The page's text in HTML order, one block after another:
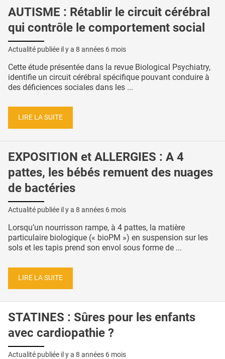
AUTISME : Rétablir le circuit cérébral
qui contrôle le comportement social
Actualité publiée il y a 8 années 6 mois
Cette étude présentée dans la revue Biological Psychiatry,
identifie un circuit cérébral spécifique pouvant conduire à
des déficiences sociales dans les ...
LIRE LA SUITE
EXPOSITION et ALLERGIES : A 4
pattes, les bébés remuent des nuages
de bactéries
Actualité publiée il y a 8 années 6 mois
Lorsqu’un nourrisson rampe, à 4 pattes, la matière
particulaire biologique (« bioPM ») en suspension sur les
sols et les tapis prend son envol sous forme de ...
LIRE LA SUITE
STATINES : Sûres pour les enfants
avec cardiopathie ?
Actualité publiée il y a 8 années 6 mois